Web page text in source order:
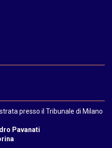
presso il Tribunale di Milano
Pavanati